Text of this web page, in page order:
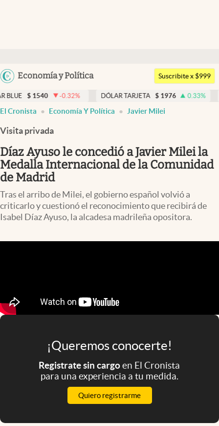
Argentina
Uruguay
Economía y Política
Members
Economía y Política
Finanzas y Mercados
Mercados Online
Negocios
Columnistas
Apertura
Clase
Eventos Corporativos
El Cronista Studio
abre en nueva pestaña
Argentina
Suscribite x $999
1540 -0.32% DÓLAR TARJETA $ 1976 0.33% DÓLAR
El Cronista Economía Y Política Javier Milei
Visita privada
Díaz Ayuso le concedió a Javier Milei la
Medalla Internacional de la Comunidad
de Madrid
Tras el arribo de Milei, el gobierno español volvió a
criticarlo y cuestionó el reconocimiento que recibirá de
Isabel Díaz Ayuso, la alcadesa madrileña opositora.
¡Queremos conocerte!
Registrate sin cargoen El Cronista
para una experiencia a tu medida.
Quiero registrarme